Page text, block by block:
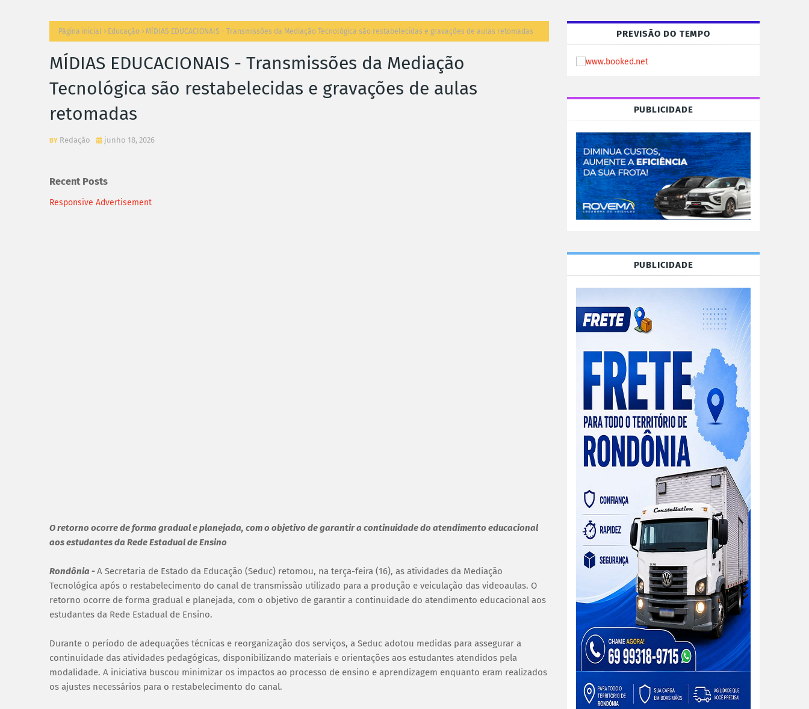
Página inicial Educação MÍDIAS EDUCACIONAIS - Transmissões da Mediação Tecnológica são restabelecidas e gravações de aulas retomadas
MÍDIAS EDUCACIONAIS - Transmissões da Mediação
Tecnológica são restabelecidas e gravações de aulas
retomadas
Redação junho 18, 2026
Recent Posts
Responsive Advertisement
O retorno ocorre de forma gradual e planejada, com o objetivo de garantir a continuidade do atendimento educacional
aos estudantes da Rede Estadual de Ensino
Rondônia -A Secretaria de Estado da Educação (Seduc) retomou, na terça-feira (16), as atividades da Mediação
Tecnológica após o restabelecimento do canal de transmissão utilizado para a produção e veiculação das videoaulas. O
retorno ocorre de forma gradual e planejada, com o objetivo de garantir a continuidade do atendimento educacional aos
estudantes da Rede Estadual de Ensino.
Durante o período de adequações técnicas e reorganização dos serviços, a Seduc adotou medidas para assegurar a
continuidade das atividades pedagógicas, disponibilizando materiais e orientações aos estudantes atendidos pela
modalidade. A iniciativa buscou minimizar os impactos ao processo de ensino e aprendizagem enquanto eram realizados
os ajustes necessários para o restabelecimento do canal.
PREVISÃO DO TEMPO
PUBLICIDADE
PUBLICIDADE